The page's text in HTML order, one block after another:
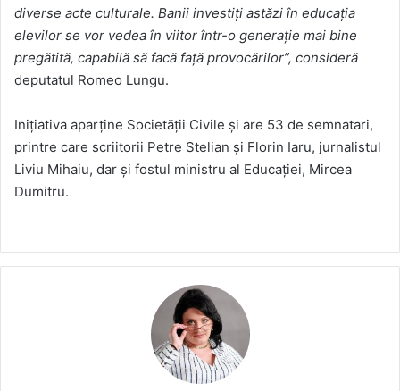
diverse acte culturale. Banii investiți astăzi în educația
elevilor se vor vedea în viitor într-o generație mai bine
pregătită, capabilă să facă față provocărilor”, consideră
deputatul Romeo Lungu.
Inițiativa aparține Societății Civile și are 53 de semnatari,
printre care scriitorii Petre Stelian și Florin Iaru, jurnalistul
Liviu Mihaiu, dar și fostul ministru al Educației, Mircea
Dumitru.